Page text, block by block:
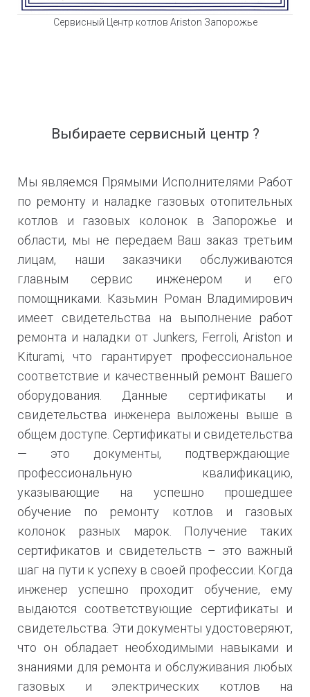
Сервисный Центр котлов Ariston Запорожье
Выбираете сервисный центр ?
Мы являемся Прямыми Исполнителями Работ
по ремонту и наладке газовых отопительных
котлов и газовых колонок в Запорожье и
области, мы не передаем Ваш заказ третьим
лицам, наши заказчики обслуживаются
главным сервис инженером и его
помощниками. Казьмин Роман Владимирович
имеет свидетельства на выполнение работ
ремонта и наладки от Junkers, Ferroli, Ariston и
Kiturami, что гарантирует профессиональное
соответствие и качественный ремонт Вашего
оборудования. Данные сертификаты и
свидетельства инженера выложены выше в
общем доступе. Сертификаты и свидетельства
— это документы, подтверждающие
профессиональную квалификацию,
указывающие на успешно прошедшее
обучение по ремонту котлов и газовых
колонок разных марок. Получение таких
сертификатов и свидетельств – это важный
шаг на пути к успеху в своей профессии. Когда
инженер успешно проходит обучение, ему
выдаются соответствующие сертификаты и
свидетельства. Эти документы удостоверяют,
что он обладает необходимыми навыками и
знаниями для ремонта и обслуживания любых
газовых и электрических котлов на